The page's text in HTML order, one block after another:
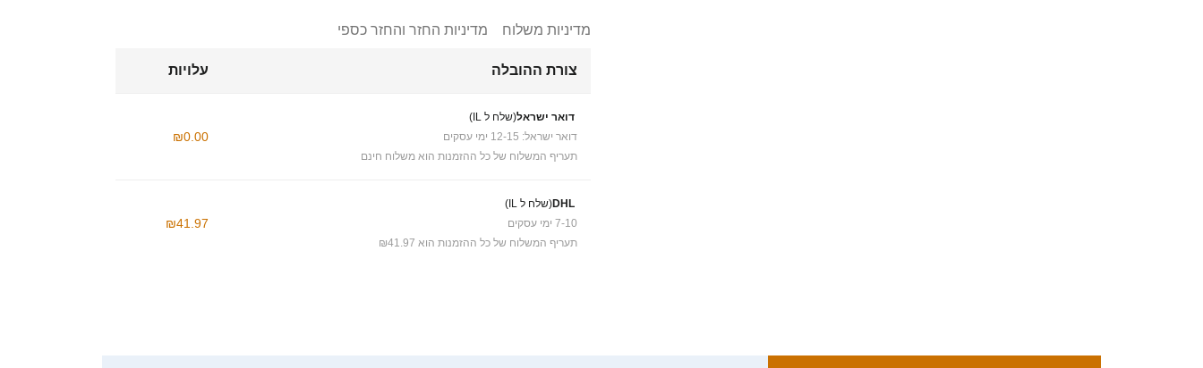
מדיניות משלוח מדיניות החזר והחזר כספי
צורת ההובלה עלויות
דואר ישראל(שלח ל IL)
דואר ישראל: 12-15 ימי עסקים
תעריף המשלוח של כל ההזמנות הוא משלוח חינם
₪0.00
DHL(שלח ל IL)
7-10 ימי עסקים
תעריף המשלוח של כל ההזמנות הוא ₪41.97
₪41.97